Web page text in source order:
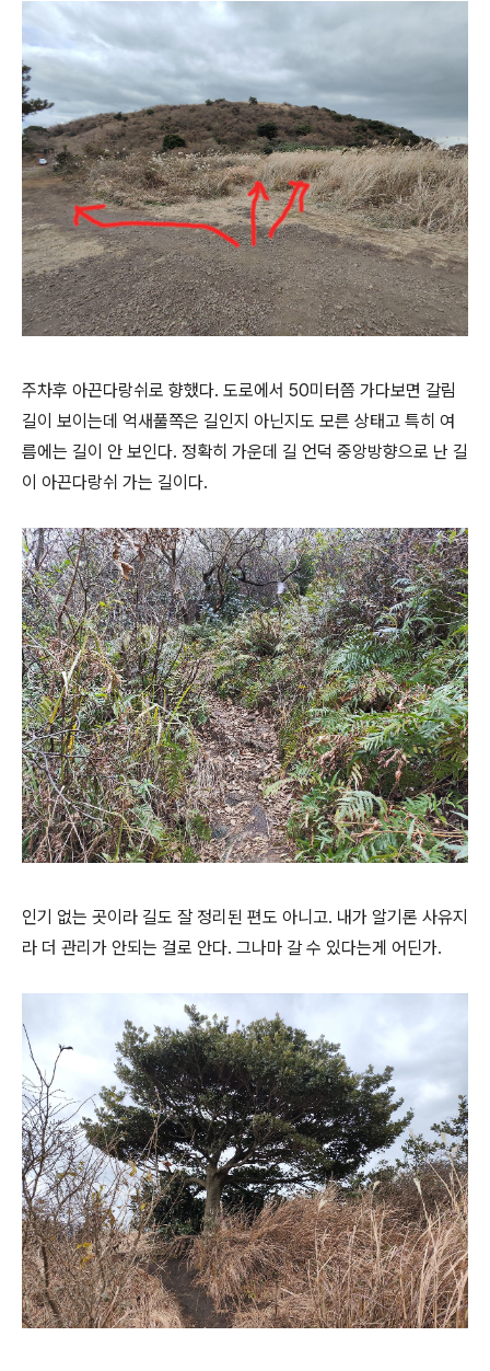
주차후 아끈다랑쉬로 향했다. 도로에서 50미터쯤 가다보면 갈림
길이 보이는데 억새풀쪽은 길인지 아닌지도 모른 상태고 특히 여
름에는 길이 안 보인다. 정확히 가운데 길 언덕 중앙방향으로 난 길
이 아끈다랑쉬 가는 길이다.
인기 없는 곳이라 길도 잘 정리된 편도 아니고. 내가 알기론 사유지
라 더 관리가 안되는 걸로 안다. 그나마 갈 수 있다는게 어딘가.